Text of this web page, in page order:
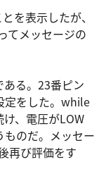
を表示したが、
てメッセージの
る。23番ピン
定をした。while
、電圧がLOW
のだ。メッセー
再び評価をす